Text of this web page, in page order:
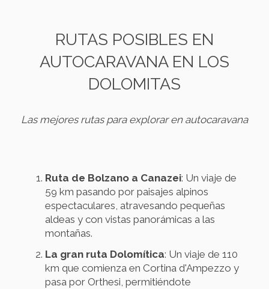
RUTAS POSIBLES EN
AUTOCARAVANA EN LOS
DOLOMITAS
Las mejores rutas para explorar en autocaravana
Ruta de Bolzano a Canazei: Un viaje de
59 km pasando por paisajes alpinos
espectaculares, atravesando pequeñas
aldeas y con vistas panorámicas a las
montañas.
La gran ruta Dolomítica: Un viaje de 110
km que comienza en Cortina d'Ampezzo y
pasa por Orthesi, permitiéndote